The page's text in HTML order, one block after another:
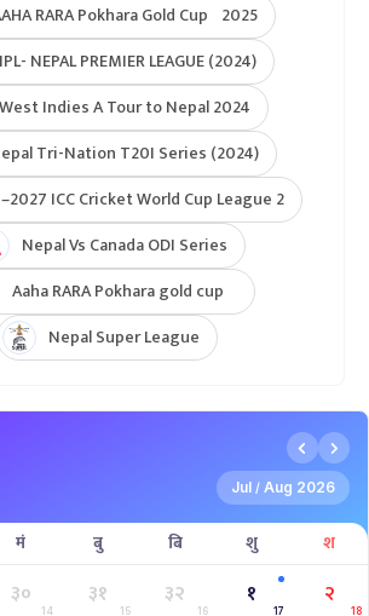
RARA Pokhara Gold Cup 2025
NEPAL PREMIER LEAGUE (2024)
West Indies A Tour to Nepal 2024
Tri-Nation T20I Series (2024)
ICC Cricket World Cup League 2
Nepal Vs Canada ODI Series
Aaha RARA Pokhara gold cup
Nepal Super League
Jul / Aug 2026
मं बु बि शु श
३०
14
३१
15
३२
16
१
17
२
18